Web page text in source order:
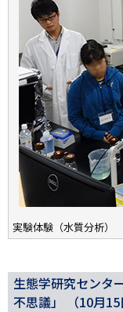
実験体験（水質分析）
生態学研究センタ
不思議」 （10月15